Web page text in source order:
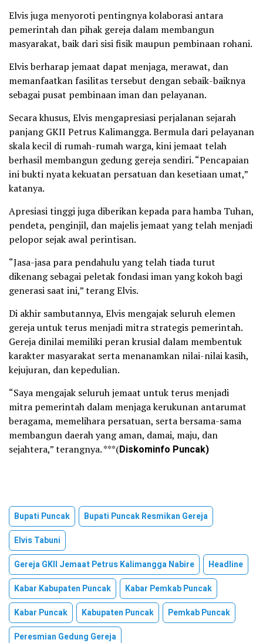
Elvis juga menyoroti pentingnya kolaborasi antara
pemerintah dan pihak gereja dalam membangun
masyarakat, baik dari sisi fisik maupun pembinaan rohani.
Elvis berharap jemaat dapat menjaga, merawat, dan
memanfaatkan fasilitas tersebut dengan sebaik-baiknya
sebagai pusat pembinaan iman dan pelayanan.
Secara khusus, Elvis mengapresiasi perjalanan sejarah
panjang GKII Petrus Kalimangga. Bermula dari pelayanan
skala kecil di rumah-rumah warga, kini jemaat telah
berhasil membangun gedung gereja sendiri. “Pencapaian
ini bukti nyata kekuatan persatuan dan kesetiaan umat,”
katanya.
Apresiasi tinggi juga diberikan kepada para hamba Tuhan,
pendeta, penginjil, dan majelis jemaat yang telah menjadi
pelopor sejak awal perintisan.
“Jasa-jasa para pendahulu yang telah tiada turut
dikenang sebagai peletak fondasi iman yang kokoh bagi
generasi saat ini,” terang Elvis.
Di akhir sambutannya, Elvis mengajak seluruh elemen
gereja untuk terus menjadi mitra strategis pemerintah.
Gereja dinilai memiliki peran krusial dalam membentuk
karakter masyarakat serta menanamkan nilai-nilai kasih,
kejujuran, dan kepedulian.
“Saya mengajak seluruh jemaat untuk terus menjadi
mitra pemerintah dalam menjaga kerukunan antarumat
beragama, memelihara persatuan, serta bersama-sama
membangun daerah yang aman, damai, maju, dan
sejahtera,” terangnya. ***(Diskominfo Puncak)
Bupati Puncak
Bupati Puncak Resmikan Gereja
Elvis Tabuni
Gereja GKII Jemaat Petrus Kalimangga Nabire
Headline
Kabar Kabupaten Puncak
Kabar Pemkab Puncak
Kabar Puncak
Kabupaten Puncak
Pemkab Puncak
Peresmian Gedung Gereja